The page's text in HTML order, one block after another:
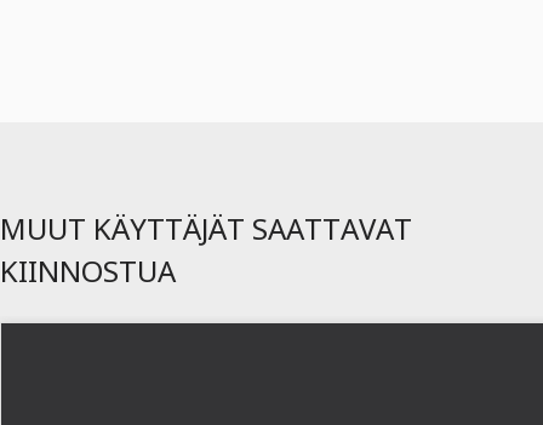
MUUT KÄYTTÄJÄT SAATTAVAT
KIINNOSTUA